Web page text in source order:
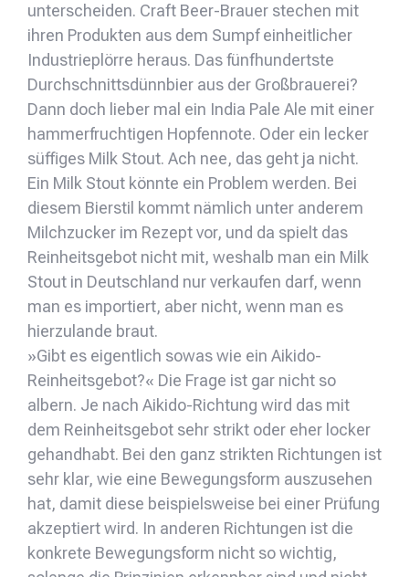
unterscheiden. Craft Beer-Brauer stechen mit
ihren Produkten aus dem Sumpf einheitlicher
Industrieplörre heraus. Das fünfhundertste
Durchschnittsdünnbier aus der Großbrauerei?
Dann doch lieber mal ein India Pale Ale mit einer
hammerfruchtigen Hopfennote. Oder ein lecker
süffiges Milk Stout. Ach nee, das geht ja nicht.
Ein Milk Stout könnte ein Problem werden. Bei
diesem Bierstil kommt nämlich unter anderem
Milchzucker im Rezept vor, und da spielt das
Reinheitsgebot nicht mit, weshalb man ein Milk
Stout in Deutschland nur verkaufen darf, wenn
man es importiert, aber nicht, wenn man es
hierzulande braut.
»Gibt es eigentlich sowas wie ein Aikido-
Reinheitsgebot?« Die Frage ist gar nicht so
albern. Je nach Aikido-Richtung wird das mit
dem Reinheitsgebot sehr strikt oder eher locker
gehandhabt. Bei den ganz strikten Richtungen ist
sehr klar, wie eine Bewegungsform auszusehen
hat, damit diese beispielsweise bei einer Prüfung
akzeptiert wird. In anderen Richtungen ist die
konkrete Bewegungsform nicht so wichtig,